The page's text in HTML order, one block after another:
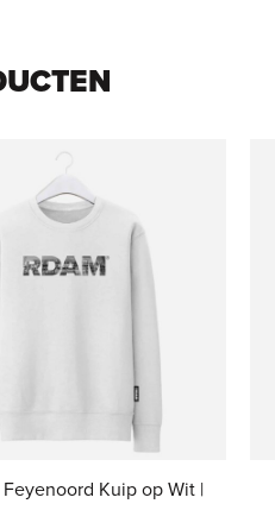
Feyenoord Kuip op Wit |